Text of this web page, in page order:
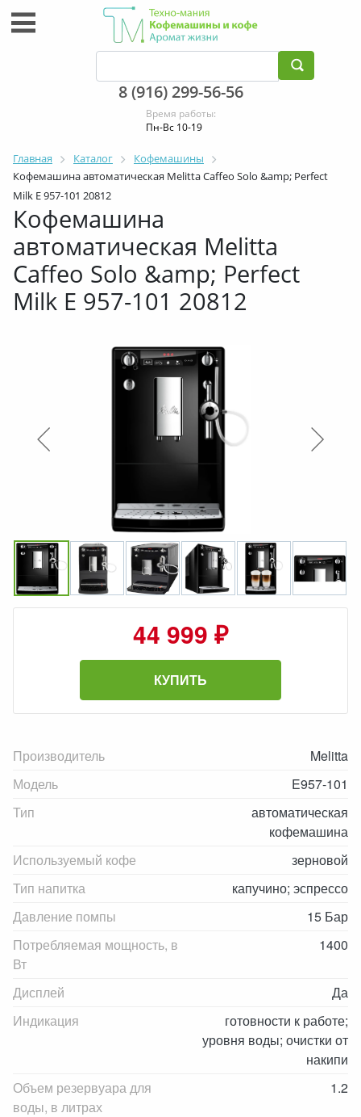
8 (916) 299-56-56
Время работы:
Пн-Вс 10-19
Главная Каталог
Кофемашины
Кофемашина автоматическая Melitta Caffeo Solo &amp; Perfect
Milk Е 957-101 20812
Кофемашина
автоматическая Melitta
Caffeo Solo &amp; Perfect
Milk Е 957-101 20812
44 999 ₽
КУПИТЬ
Производитель
Melitta
Модель
E957-101
Тип
автоматическая
кофемашина
Используемый кофе
зерновой
Тип напитка
капучино; эспрессо
Давление помпы
15 Бар
Потребляемая мощность, в
Вт
1400
Дисплей
Да
Индикация
готовности к работе;
уровня воды; очистки от
накипи
Объем резервуара для
воды, в литрах
1.2